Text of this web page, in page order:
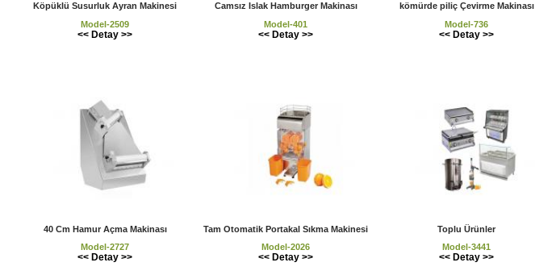
Köpüklü Susurluk Ayran Makinesi
Model-2509
<< Detay >>
Camsız Islak Hamburger Makinası
Model-401
<< Detay >>
kömürde piliç Çevirme Makinası
Model-736
<< Detay >>
40 Cm Hamur Açma Makinası
Model-2727
<< Detay >>
Tam Otomatik Portakal Sıkma Makinesi
Model-2026
<< Detay >>
Toplu Ürünler
Model-3441
<< Detay >>